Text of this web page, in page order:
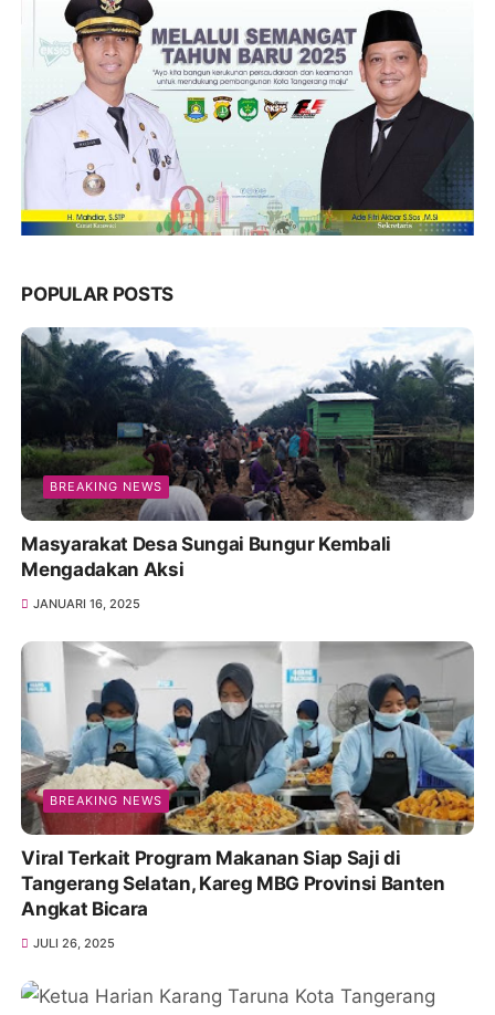
POPULAR POSTS
BREAKING NEWS
Masyarakat Desa Sungai Bungur Kembali
Mengadakan Aksi
JANUARI 16, 2025
BREAKING NEWS
Viral Terkait Program Makanan Siap Saji di
Tangerang Selatan, Kareg MBG Provinsi Banten
Angkat Bicara
JULI 26, 2025